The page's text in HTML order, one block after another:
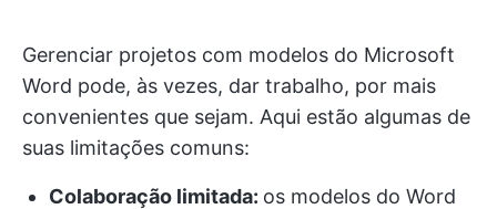
Gerenciar projetos com modelos do Microsoft
Word pode, às vezes, dar trabalho, por mais
convenientes que sejam. Aqui estão algumas de
suas limitações comuns:
Colaboração limitada: os modelos do Word